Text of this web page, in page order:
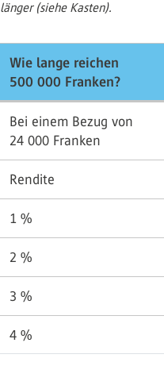
länger (siehe Kasten).
Wie lange reichen
500 000 Franken?
Bei einem Bezug von
24 000 Franken
Rendite
1 %
2 %
3 %
4 %